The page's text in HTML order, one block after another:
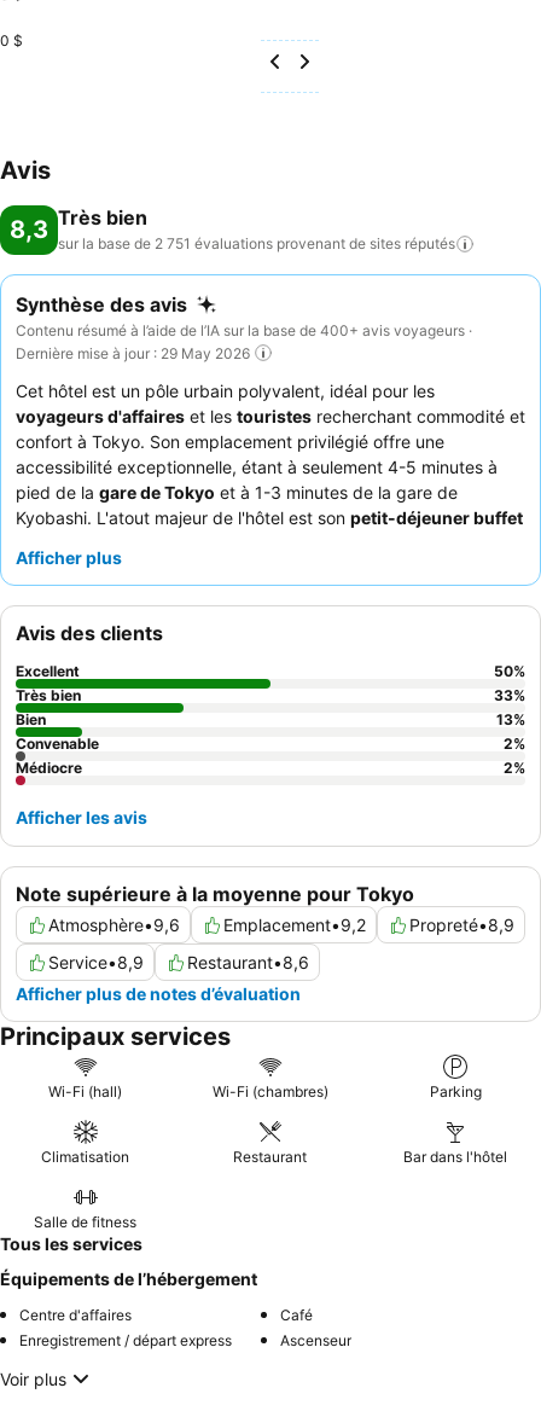
0 $
Avis
8,3 Très bien
sur la base de 2 751 évaluations provenant de sites réputés
Synthèse des avis
Contenu résumé à l’aide de l’IA sur la base de 400+ avis voyageurs ·
Dernière mise à jour : 29 May 2026
Cet hôtel est un pôle urbain polyvalent, idéal pour les
voyageurs d'affaires et les touristes recherchant commodité et
confort à Tokyo. Son emplacement privilégié offre une
accessibilité exceptionnelle, étant à seulement 4-5 minutes à
pied de la gare de Tokyo et à 1-3 minutes de la gare de
Kyobashi. L'atout majeur de l'hôtel est son petit-déjeuner buffet
japonais. Les clients soulignent constamment l'excellence du
améliorant considérablement l'expérience globale. Pour un
séjour vraiment unique, pensez à réserver une
vue sur le Dôme
pour une expérience immersive surplombant
l'architecture animée de la gare.
Afficher plus
Note supérieure à la moyenne pour Tokyo
Atmosphère•9,6 Emplacement•9,2 Propreté•8,9
Service•8,9 Restaurant•8,6
Afficher plus de notes d’évaluation
Avis des clients
Excellent 50%
Très bien
33%
Bien
13%
Convenable
2%
Médiocre
2%
Afficher les avis
Principaux services
Wi-Fi (hall) Wi-Fi (chambres) Parking
Climatisation Restaurant Bar dans l'hôtel
Salle de fitness
Tous les services
Équipements de l’hébergement
Centre d'affaires
Café
Enregistrement / départ express
Ascenseur
Voir plus